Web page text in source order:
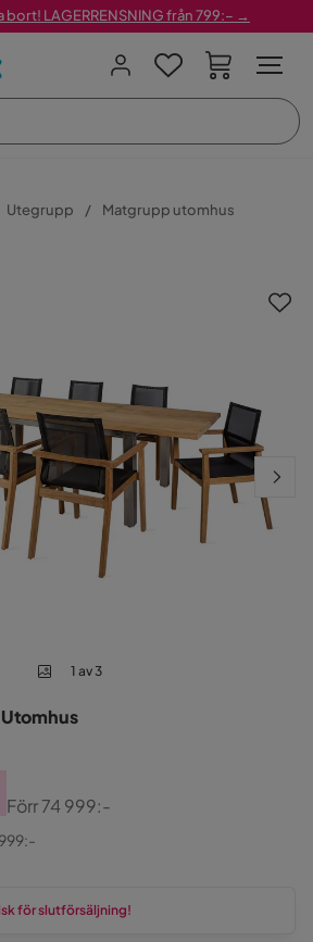
LAGERRENSNING från 799:– →
Utegrupp Matgrupp utomhus
1 av 3
Förr74 999:-
för slutförsäljning!